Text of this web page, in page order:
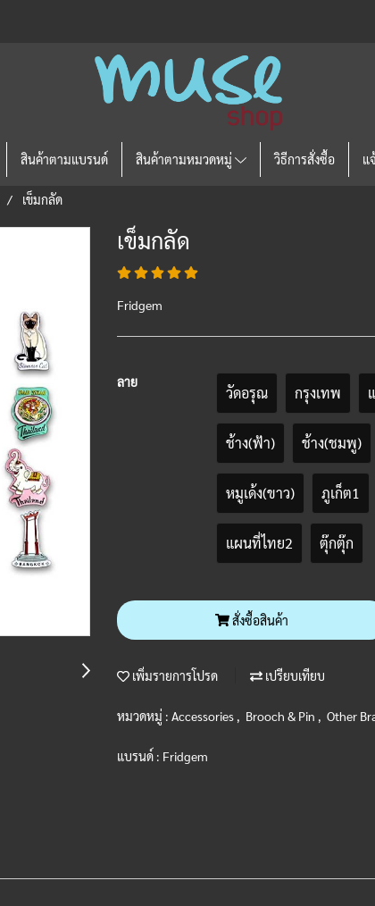
สินค้าตามแบรนด์ สินค้าตามหมวดหมู่ วิธีการสั่งซื้อ แ
เข็มกลัด
เข็มกลัด
Fridgem
ลาย
วัดอรุณ กรุงเทพ
ช้าง(ฟ้า) ช้าง(ชมพู)
หมูเด้ง(ขาว) ภูเก็ต1
แผนที่ไทย2 ตุ๊กตุ๊ก
สั่งซื้อสินค้า
เพิ่มรายการโปรด เปรียบเทียบ
หมวดหมู่ : Accessories , Brooch & Pin , Other
แบรนด์ : Fridgem